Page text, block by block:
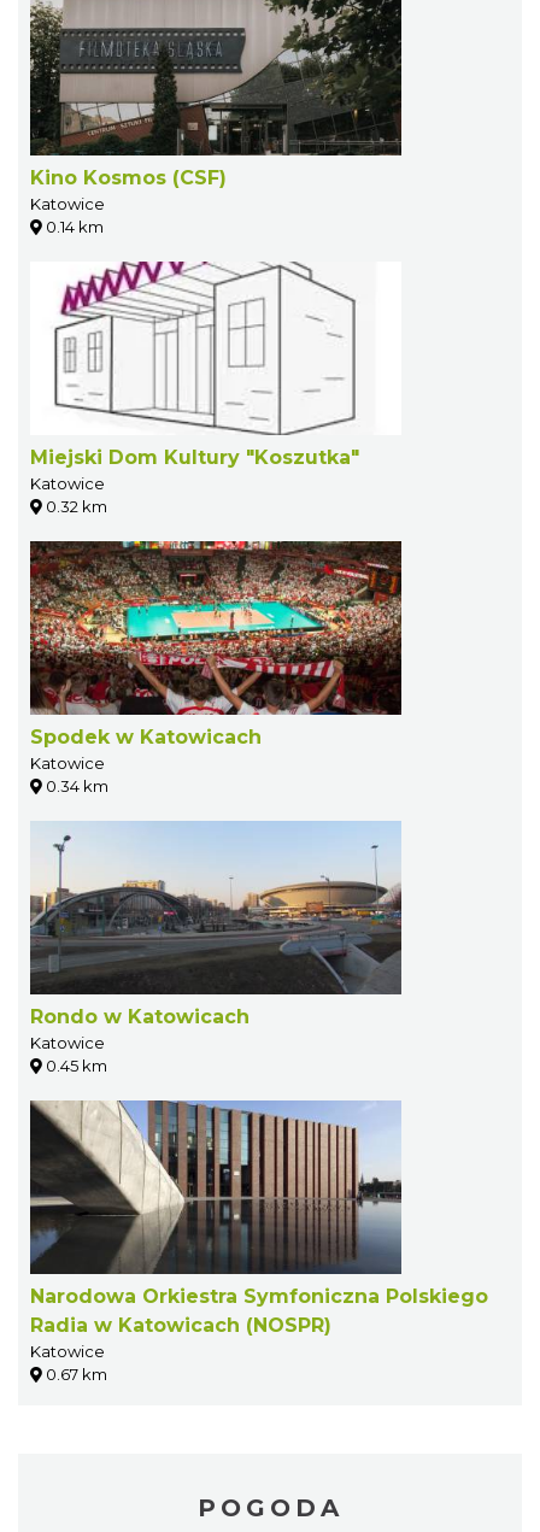
Kino Kosmos (CSF)
Katowice
0.14 km
Miejski Dom Kultury "Koszutka"
Katowice
0.32 km
Spodek w Katowicach
Katowice
0.34 km
Rondo w Katowicach
Katowice
0.45 km
Narodowa Orkiestra Symfoniczna Polskiego
Radia w Katowicach (NOSPR)
Katowice
0.67 km
POGODA